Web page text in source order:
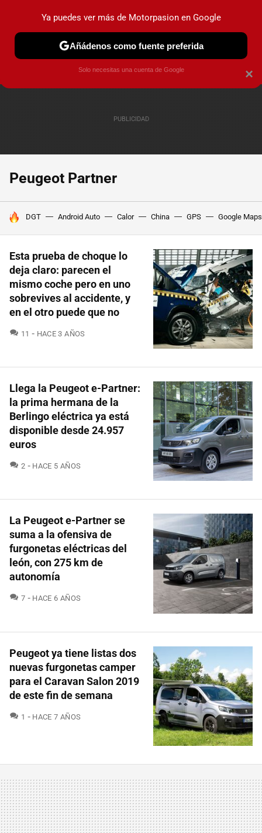
PRUEBAS COCHES ELÉCTRICOS OBSERVATORIO
Peugeot Partner
HOY SE HABLA DE
DGT Android Auto Calor China GPS Google Maps
Esta prueba de choque lo
deja claro: parecen el
mismo coche pero en uno
sobrevives al accidente, y
en el otro puede que no
11 COMENTARIOS
HACE 3 AÑOS
Llega la Peugeot e-Partner:
la prima hermana de la
Berlingo eléctrica ya está
disponible desde 24.957
euros
2 COMENTARIOS
HACE 5 AÑOS
La Peugeot e-Partner se
suma a la ofensiva de
furgonetas eléctricas del
león, con 275 km de
autonomía
7 COMENTARIOS
HACE 6 AÑOS
Peugeot ya tiene listas dos
nuevas furgonetas camper
para el Caravan Salon 2019
de este fin de semana
1 COMENTARIOS
HACE 7 AÑOS
×
Ya puedes ver más de Motorpasion en Google
Añádenos como fuente preferida
Solo necesitas una cuenta de Google